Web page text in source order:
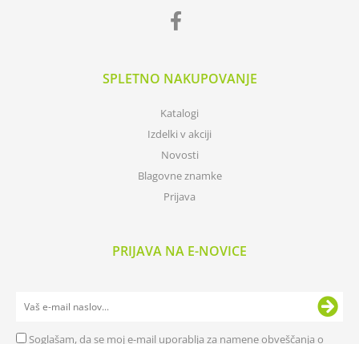
SPLETNO NAKUPOVANJE
Katalogi
Izdelki v akciji
Novosti
Blagovne znamke
Prijava
PRIJAVA NA E-NOVICE
Soglašam, da se moj e-mail uporablja za namene obveščanja o